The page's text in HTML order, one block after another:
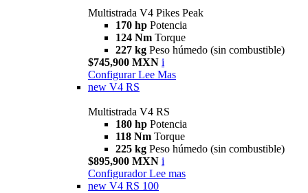
Multistrada V4 Pikes Peak
170 hp Potencia
124 Nm Torque
227 kg Peso húmedo (sin combustible)
$745,900 MXN i
Configurar Lee Mas
new V4 RS
Multistrada V4 RS
180 hp Potencia
118 Nm Torque
225 kg Peso húmedo (sin combustible)
$895,900 MXN i
Configurador Lee mas
new V4 RS 100